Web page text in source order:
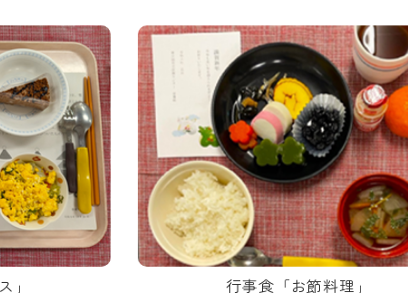
」 行事食「お節料理」